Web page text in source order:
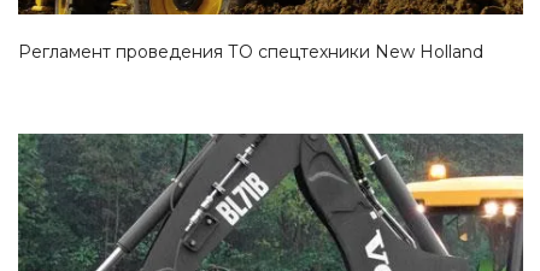
Регламент проведения ТО спецтехники New Holland